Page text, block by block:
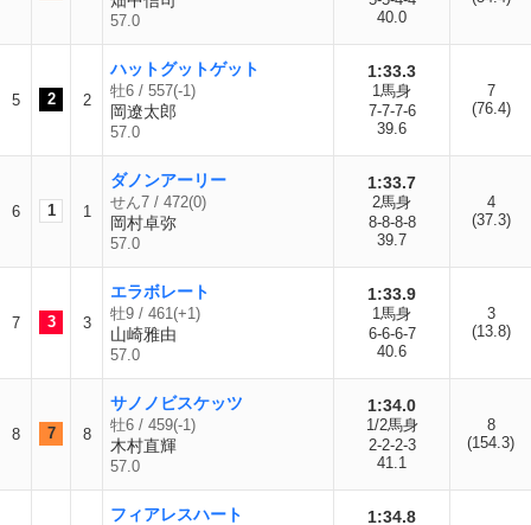
57.0
40.0
5 2 2
ハットグットゲット
牡6 / 557(-1)
岡遼太郎
57.0
1:33.3
1馬身
7-7-7-6
39.6
7
(76.4)
6 1 1
ダノンアーリー
せん7 / 472(0)
岡村卓弥
57.0
1:33.7
2馬身
8-8-8-8
39.7
4
(37.3)
7 3 3
エラボレート
牡9 / 461(+1)
山崎雅由
57.0
1:33.9
1馬身
6-6-6-7
40.6
3
(13.8)
8 7 8
サノノビスケッツ
牡6 / 459(-1)
木村直輝
57.0
1:34.0
1/2馬身
2-2-2-3
41.1
8
(154.3)
フィアレスハート 1:34.8